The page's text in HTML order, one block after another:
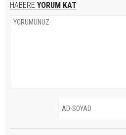
HABERE YORUM KAT